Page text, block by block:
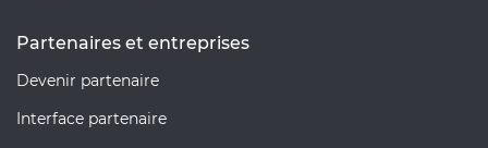
Partenaires et entreprises
Devenir partenaire
Interface partenaire